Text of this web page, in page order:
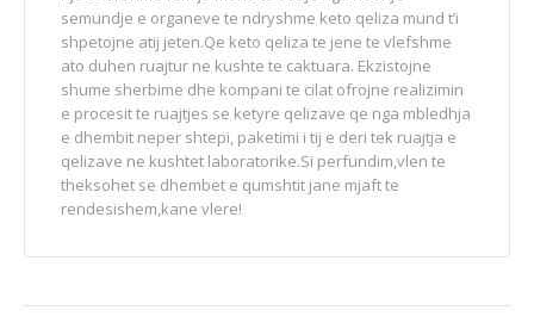
semundje e organeve te ndryshme keto qeliza mund t’i
shpetojne atij jeten.Qe keto qeliza te jene te vlefshme
ato duhen ruajtur ne kushte te caktuara. Ekzistojne
shume sherbime dhe kompani te cilat ofrojne realizimin
e procesit te ruajtjes se ketyre qelizave qe nga mbledhja
e dhembit neper shtepi, paketimi i tij e deri tek ruajtja e
qelizave ne kushtet laboratorike.Si perfundim,vlen te
theksohet se dhembet e qumshtit jane mjaft te
rendesishem,kane vlere!